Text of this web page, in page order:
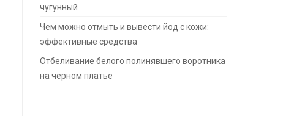
чугунный
Чем можно отмыть и вывести йод с кожи:
эффективные средства
Отбеливание белого полинявшего воротника
на черном платье